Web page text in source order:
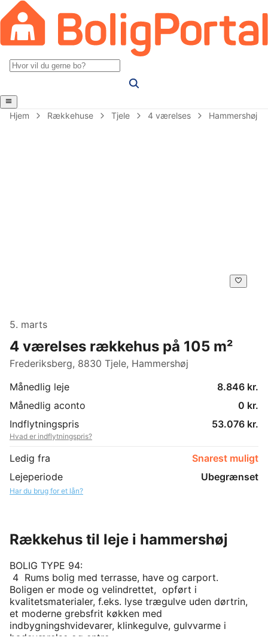
Hjem Rækkehuse Tjele 4 værelses Hammershøj
5. marts
4 værelses rækkehus på 105 m²
Frederiksberg, 8830 Tjele, Hammershøj
Månedlig leje
8.846 kr.
Månedlig aconto
0 kr.
Indflytningspris
53.076 kr.
Hvad er indflytningspris?
Ledig fra
Snarest muligt
Lejeperiode
Ubegrænset
Har du brug for et lån?
Rækkehus til leje i hammershøj
BOLIG TYPE 94:
Boligen er mode og velindrettet,  opført i
kvalitetsmaterialer, f.eks. lyse trægulve uden dørtrin,
et moderne grebsfrit køkken med
indbygningshvidevarer, klinkegulve, gulvvarme i
badeværelse og entre